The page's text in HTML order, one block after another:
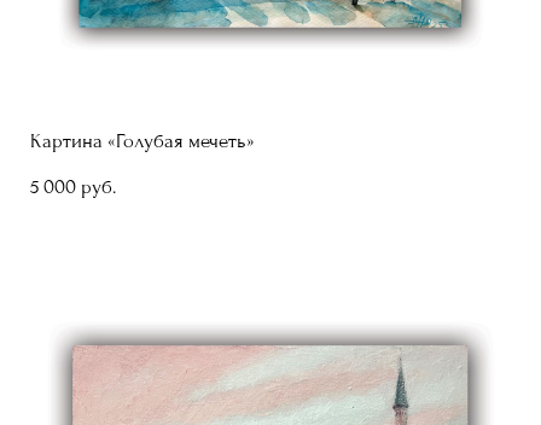
Картина «Голубая мечеть»
5 000 pуб.